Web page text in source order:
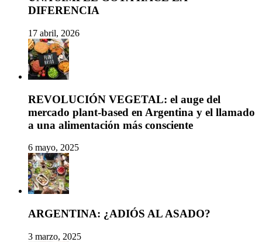
DIFERENCIA
17 abril, 2026
REVOLUCIÓN VEGETAL: el auge del
mercado plant-based en Argentina y el llamado
a una alimentación más consciente
6 mayo, 2025
ARGENTINA: ¿ADIÓS AL ASADO?
3 marzo, 2025